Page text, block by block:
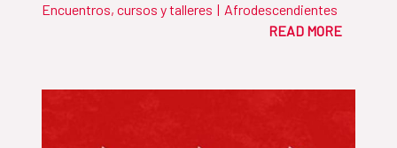
Encuentros, cursos y talleres | Afrodescendientes
READ MORE